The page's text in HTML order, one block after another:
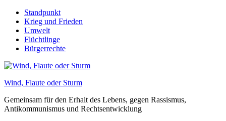
Skip
content
Standpunkt
Krieg und Frieden
Umwelt
Flüchtlinge
Bürgerrechte
Wind, Flaute oder Sturm
Gemeinsam für den Erhalt des Lebens, gegen Rassismus,
Antikommunismus und Rechtsentwicklung